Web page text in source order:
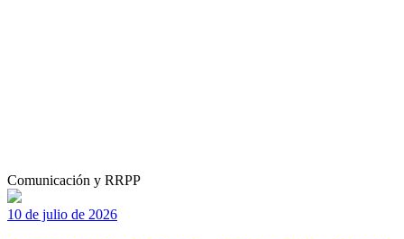
Comunicación y RRPP
10 de julio de 2026